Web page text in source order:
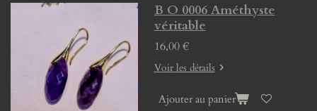
B O 0006 Améthyste
véritable
16,00 €
Voir les détails
Ajouter au panier